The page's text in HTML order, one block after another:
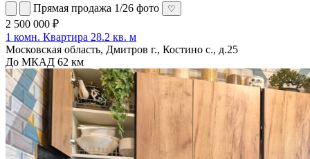
Прямая продажа 1/26 фото ♡
2 500 000 ₽
1 комн. Квартира 28.2 кв. м
Московская область, Дмитров г., Костино с., д.25
До МКАД 62 км